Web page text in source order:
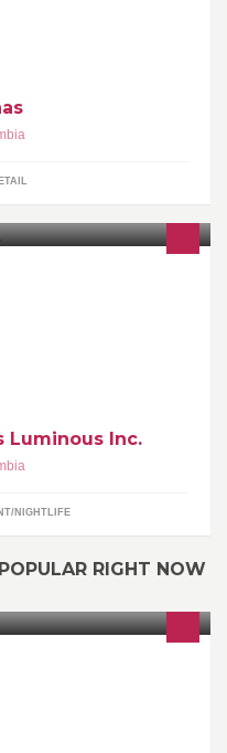
Luminous Inc.
NIGHTLIFE
RIGHT NOW